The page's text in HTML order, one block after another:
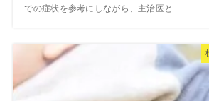
での症状を参考にしながら、主治医と...